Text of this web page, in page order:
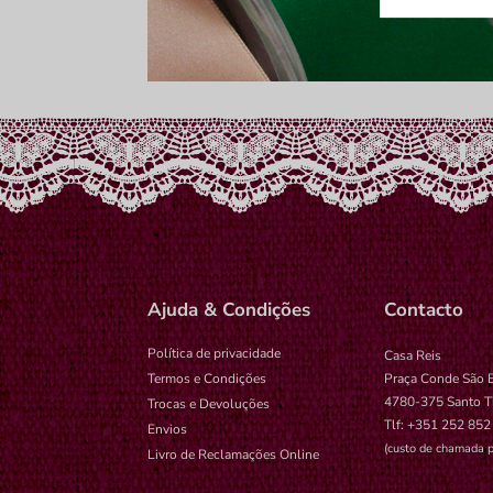
Ajuda & Condições
Política de privacidade
Termos e Condições
Trocas e Devoluções
Envios
Livro de Reclamações Online
Contacto
Casa Reis
Praça Conde São
4780-375 Santo
Tlf: +351 252
(custo de chamada